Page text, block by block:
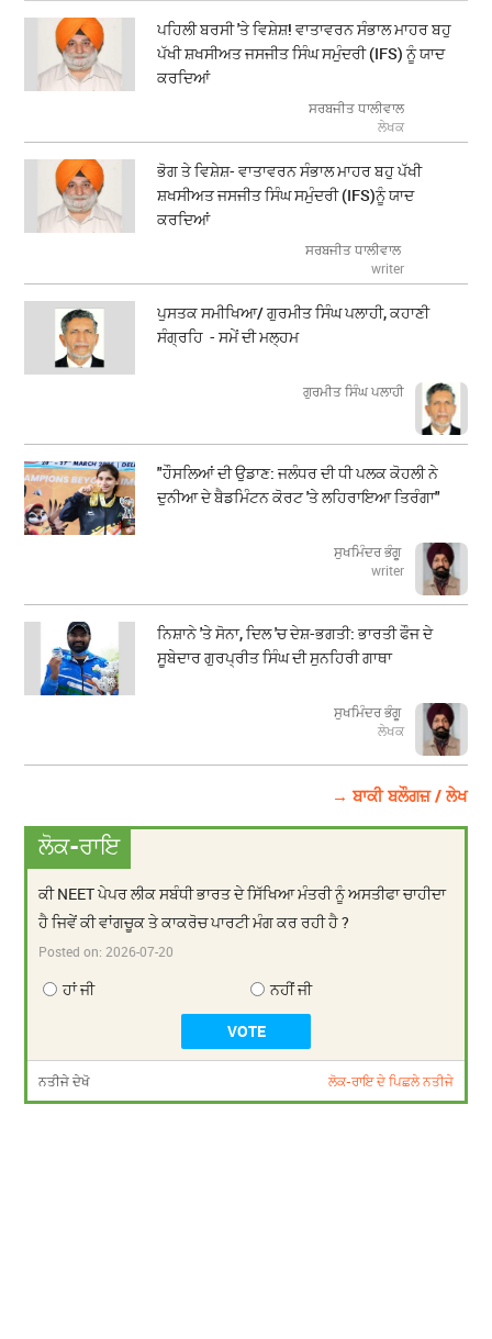
ਪਹਿਲੀ ਬਰਸੀ 'ਤੇ ਵਿਸ਼ੇਸ਼! ਵਾਤਾਵਰਨ ਸੰਭਾਲ ਮਾਹਰ ਬਹੁ
ਪੱਖੀ ਸ਼ਖਸੀਅਤ ਜਸਜੀਤ ਸਿੰਘ ਸਮੁੰਦਰੀ (IFS) ਨੂੰ ਯਾਦ
ਕਰਦਿਆਂ
ਸਰਬਜੀਤ ਧਾਲੀਵਾਲ
ਲੇਖਕ
ਭੋਗ ਤੇ ਵਿਸ਼ੇਸ਼- ਵਾਤਾਵਰਨ ਸੰਭਾਲ ਮਾਹਰ ਬਹੁ ਪੱਖੀ
ਸ਼ਖਸੀਅਤ ਜਸਜੀਤ ਸਿੰਘ ਸਮੁੰਦਰੀ (IFS)ਨੂੰ ਯਾਦ
ਕਰਦਿਆਂ
ਸਰਬਜੀਤ ਧਾਲੀਵਾਲ
writer
ਪੁਸਤਕ ਸਮੀਖਿਆ/ ਗੁਰਮੀਤ ਸਿੰਘ ਪਲਾਹੀ, ਕਹਾਣੀ
ਸੰਗ੍ਰਹਿ - ਸਮੇਂ ਦੀ ਮਲ੍ਹਮ
ਗੁਰਮੀਤ ਸਿੰਘ ਪਲਾਹੀ
"ਹੌਸਲਿਆਂ ਦੀ ਉਡਾਣ: ਜਲੰਧਰ ਦੀ ਧੀ ਪਲਕ ਕੋਹਲੀ ਨੇ
ਦੁਨੀਆ ਦੇ ਬੈਡਮਿੰਟਨ ਕੋਰਟ 'ਤੇ ਲਹਿਰਾਇਆ ਤਿਰੰਗਾ"
ਸੁਖਮਿੰਦਰ ਭੰਗੂ
writer
ਨਿਸ਼ਾਨੇ 'ਤੇ ਸੋਨਾ, ਦਿਲ 'ਚ ਦੇਸ਼-ਭਗਤੀ: ਭਾਰਤੀ ਫੌਜ ਦੇ
ਸੂਬੇਦਾਰ ਗੁਰਪ੍ਰੀਤ ਸਿੰਘ ਦੀ ਸੁਨਹਿਰੀ ਗਾਥਾ
ਸੁਖਮਿੰਦਰ ਭੰਗੂ
ਲੇਖਕ
→ ਬਾਕੀ ਬਲੌਗਜ਼ / ਲੇਖ
ਲੋਕ-ਰਾਇ
ਕੀ NEET ਪੇਪਰ ਲੀਕ ਸਬੰਧੀ ਭਾਰਤ ਦੇ ਸਿੱਖਿਆ ਮੰਤਰੀ ਨੂੰ ਅਸਤੀਫਾ ਚਾਹੀਦਾ
ਹੈ ਜਿਵੇਂ ਕੀ ਵਾਂਗਚੂਕ ਤੇ ਕਾਕਰੋਚ ਪਾਰਟੀ ਮੰਗ ਕਰ ਰਹੀ ਹੈ ?
Posted on:2026-07-20
ਹਾਂ ਜੀ ਨਹੀਂ ਜੀ
ਨਤੀਜੇ ਦੇਖੋ ਲੋਕ-ਰਾਇ ਦੇ ਪਿਛਲੇ ਨਤੀਜੇ